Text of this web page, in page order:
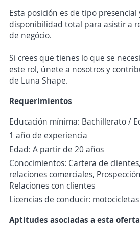
Esta posición es de tipo
disponibilidad total para asistir a
de negócio.
Si crees que tienes lo que se
este rol, únete a nosotros y
de Luna Shape.
Requerimientos
Educación mínima: Bachillerato /
1 año de experiencia
Edad: A partir de 20 años
Conocimientos: Cartera de
relaciones comerciales,
Relaciones con clientes
Licencias de conducir: motocicletas
Aptitudes asociadas a esta oferta